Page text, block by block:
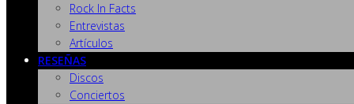
Rock In Facts
Entrevistas
Artículos
RESEÑAS
Discos
Conciertos